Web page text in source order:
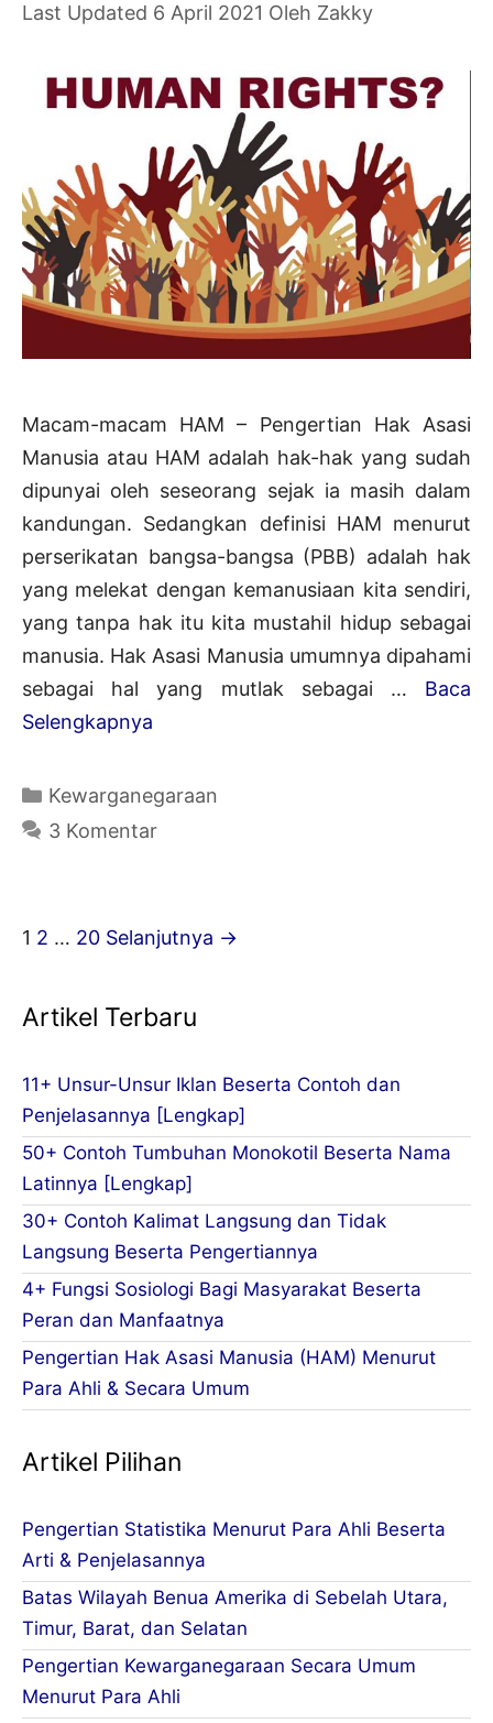
6 April 2021 Oleh Zakky
Macam-macam HAM – Pengertian Hak Asasi
Manusia atau HAM adalah hak-hak yang sudah
dipunyai oleh seseorang sejak ia masih dalam
kandungan. Sedangkan definisi HAM menurut
perserikatan bangsa-bangsa (PBB) adalah hak
yang melekat dengan kemanusiaan kita sendiri,
yang tanpa hak itu kita mustahil hidup sebagai
manusia. Hak Asasi Manusia umumnya dipahami
sebagai hal yang mutlak sebagai … Baca
Selengkapnya
Macam
dan
Kategori
Kewarganegaraan
3 Komentar
Navigasi
1 2 … 20 Selanjutnya →
Artikel Terbaru
11+ Unsur-Unsur Iklan Beserta Contoh dan
Penjelasannya [Lengkap]
50+ Contoh Tumbuhan Monokotil Beserta Nama
Latinnya [Lengkap]
30+ Contoh Kalimat Langsung dan Tidak
Langsung Beserta Pengertiannya
4+ Fungsi Sosiologi Bagi Masyarakat Beserta
Peran dan Manfaatnya
Pengertian Hak Asasi Manusia (HAM) Menurut
Para Ahli & Secara Umum
Artikel Pilihan
Pengertian Statistika Menurut Para Ahli Beserta
Arti & Penjelasannya
Batas Wilayah Benua Amerika di Sebelah Utara,
Timur, Barat, dan Selatan
Pengertian Kewarganegaraan Secara Umum
Menurut Para Ahli